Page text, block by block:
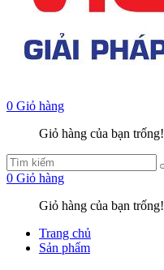
0 Giỏ hàng
Giỏ hàng của bạn trống!
0 Giỏ hàng
Giỏ hàng của bạn trống!
Trang chủ
Sản phẩm